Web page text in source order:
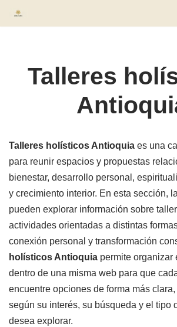
Talleres
Talleres holísticos Antioquia es una
para reunir espacios y propuestas
bienestar, desarrollo personal,
y crecimiento interior. En esta sección,
pueden explorar información sobre
actividades orientadas a distintas
conexión personal y transformación
holísticos Antioquia permite organizar
dentro de una misma web para que
encuentre opciones de forma más clara,
según su interés, su búsqueda y el tipo
desea explorar.